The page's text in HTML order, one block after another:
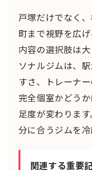
戸塚だけでなく
町まで視野を広
内容の選択肢は
ソナルジムは、
すさ、トレーナ
完全個室かどう
足度が変わりま
分に合うジムを冷
関連する重要